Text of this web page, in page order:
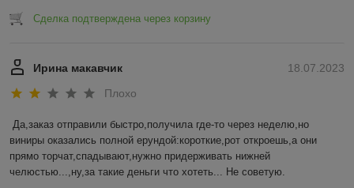
Сделка подтверждена через корзину
18.07.2023
Ирина макавчик
Плохо
Да,заказ отправили быстро,получила где-то через неделю,но
виниры оказались полной ерундой:короткие,рот откроешь,а они
прямо торчат,спадывают,нужно придерживать нижней
челюстью...,ну,за такие деньги что хотеть... Не советую.